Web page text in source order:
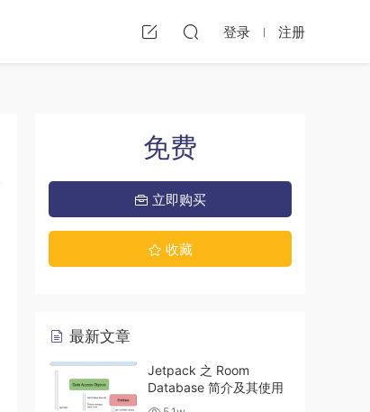
登录 注册
免费
立即购买
收藏
最新文章
Jetpack 之 Room
Database 简介及其使用